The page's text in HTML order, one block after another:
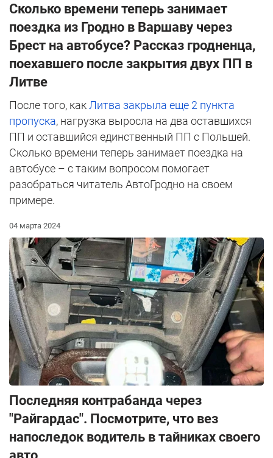
Сколько времени теперь занимает
поездка из Гродно в Варшаву через
Брест на автобусе? Рассказ гродненца,
поехавшего после закрытия двух ПП в
Литве
После того, как Литва закрыла еще 2 пункта
пропуска, нагрузка выросла на два оставшихся
ПП и оставшийся единственный ПП с Польшей.
Сколько времени теперь занимает поездка на
автобусе – с таким вопросом помогает
разобраться читатель АвтоГродно на своем
примере.
04 марта 2024
Последняя контрабанда через
"Райгардас". Посмотрите, что вез
напоследок водитель в тайниках своего